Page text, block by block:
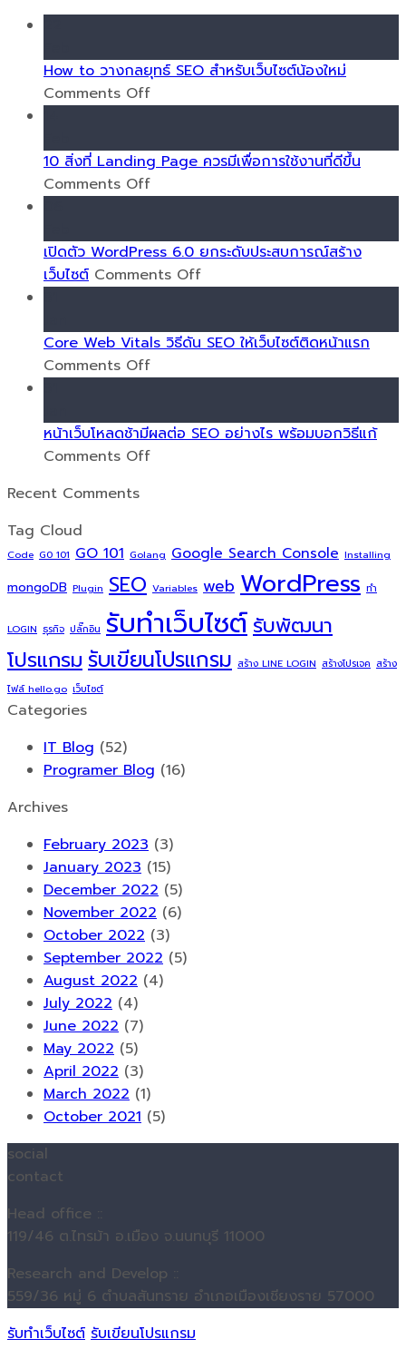
How to วางกลยุทธ์ SEO สำหรับเว็บไซต์น้องใหม่
Comments Offon
วาง
กลยุทธ์
เว็บไซต์
น้อง
10 สิ่งที่ Landing Page ควรมีเพื่อการใช้งานที่ดีขึ้น
Comments Offon
ที่
Landing
มี
เพื่อ
งาน
ที่
เปิดตัว WordPress 6.0 ยกระดับประสบการณ์สร้าง
เว็บไซต์ Comments Offon
WordPress
ประสบการณ์
Core Web Vitals วิธีดัน SEO ให้เว็บไซต์ติดหน้าแรก
Comments Offon
Vitals
วิธี
เว็บไซต์
หน้า
แรก
หน้าเว็บโหลดช้ามีผลต่อ SEO อย่างไร พร้อมบอกวิธีแก้
Comments Offon
ผล
ต่อ
SEO
อย่างไร
Recent Comments
Tag Cloud
Code G0 101 GO 101 Golang Google Search Console Installing
mongoDB Plugin SEO Variables web WordPress ทำ
LOGIN ธุรกิจ ปลั๊กอิน รับทำเว็บไซต์ รับพัฒนา
โปรแกรม รับเขียนโปรแกรม สร้าง LINE LOGIN สร้างโปรเจค สร้าง
ไฟล์ hello.go เว็บไซต์
Categories
IT Blog (52)
Programer Blog (16)
Archives
February 2023 (3)
January 2023 (15)
December 2022 (5)
November 2022 (6)
October 2022 (3)
September 2022 (5)
August 2022 (4)
July 2022 (4)
June 2022 (7)
May 2022 (5)
April 2022 (3)
March 2022 (1)
October 2021 (5)
social
contact
Head office ::
119/46 ต.ไทรม้า อ.เมือง จ.นนทบุรี 11000
Research and Develop ::
559/36 หมู่ 6 ตำบลสันทราย อำเภอเมืองเชียงราย 57000
รับทำเว็บไซต์ รับเขียนโปรแกรม